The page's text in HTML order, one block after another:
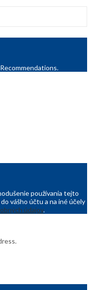
používania tejto
vášho účtu a na iné účely
údajov.